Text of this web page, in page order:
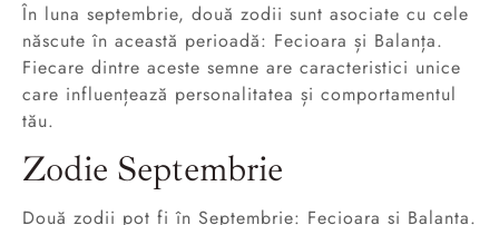
În luna septembrie, două zodii sunt asociate cu cele
născute în această perioadă: Fecioara și Balanța.
Fiecare dintre aceste semne are caracteristici unice
care influențează personalitatea și comportamentul
tău.
Zodie Septembrie
Două zodii pot fi în Septembrie: Fecioara și Balanța.